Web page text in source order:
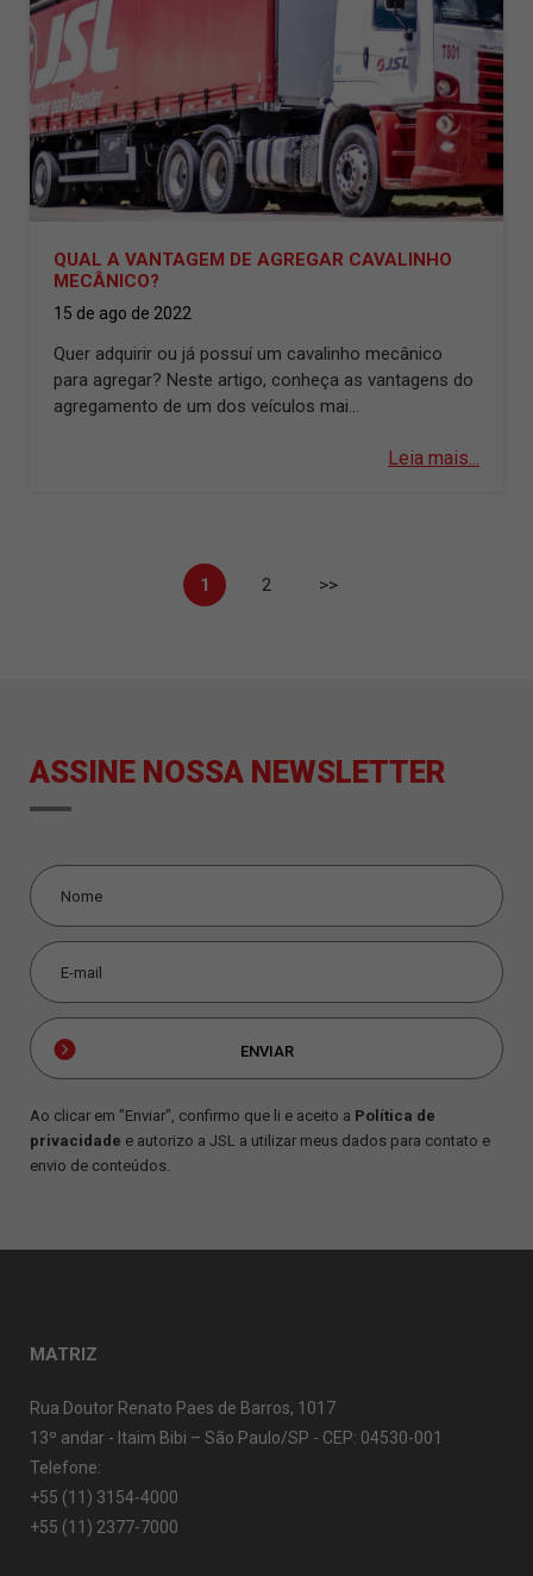
QUAL A VANTAGEM DE AGREGAR CAVALINHO
MECÂNICO?
15 de ago de 2022
Quer adquirir ou já possuí um cavalinho mecânico
para agregar? Neste artigo, conheça as vantagens do
agregamento de um dos veículos mai...
Leia mais...
1 2 >>
ASSINE NOSSA NEWSLETTER
Ao clicar em "Enviar", confirmo que li e aceito a Política de
privacidade e autorizo a JSL a utilizar meus dados para contato e
envio de conteúdos.
MATRIZ
Rua Doutor Renato Paes de Barros, 1017
13º andar - Itaim Bibi – São Paulo/SP - CEP: 04530-001
Telefone:
+55 (11) 3154-4000
+55 (11) 2377-7000